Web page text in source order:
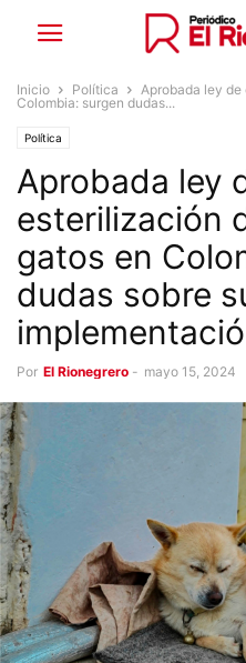
Inicio Política
Aprobada ley
Colombia: surgen dudas...
Política
Aprobada ley
esterilización
gatos en
dudas sobre
Por El Rionegrero - mayo 15, 2024